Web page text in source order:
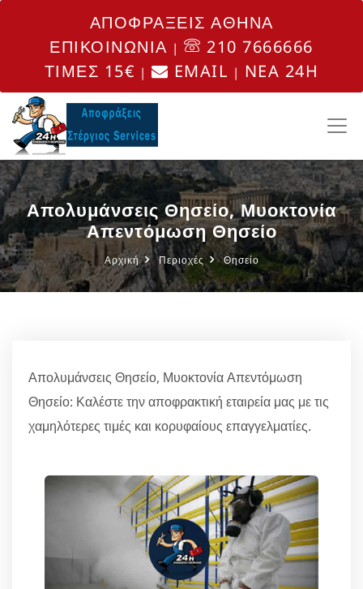
ΑΠΟΦΡΑΞΕΙΣ ΑΘΗΝΑ
ΕΠΙΚΟΙΝΩΝΙΑ |
210 7666666
ΤΙΜΕΣ 15€ | EMAIL | NEA 24H
Απολυμάνσεις Θησείο, Μυοκτονία
Απεντόμωση Θησείο
Αρχική Περιοχές Θησείο
Απολυμάνσεις Θησείο, Μυοκτονία Απεντόμωση
Θησείο: Καλέστε την αποφρακτική εταιρεία μας με τις
χαμηλότερες τιμές και κορυφαίους επαγγελματίες.